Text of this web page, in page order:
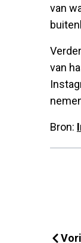
van
van
Bron: